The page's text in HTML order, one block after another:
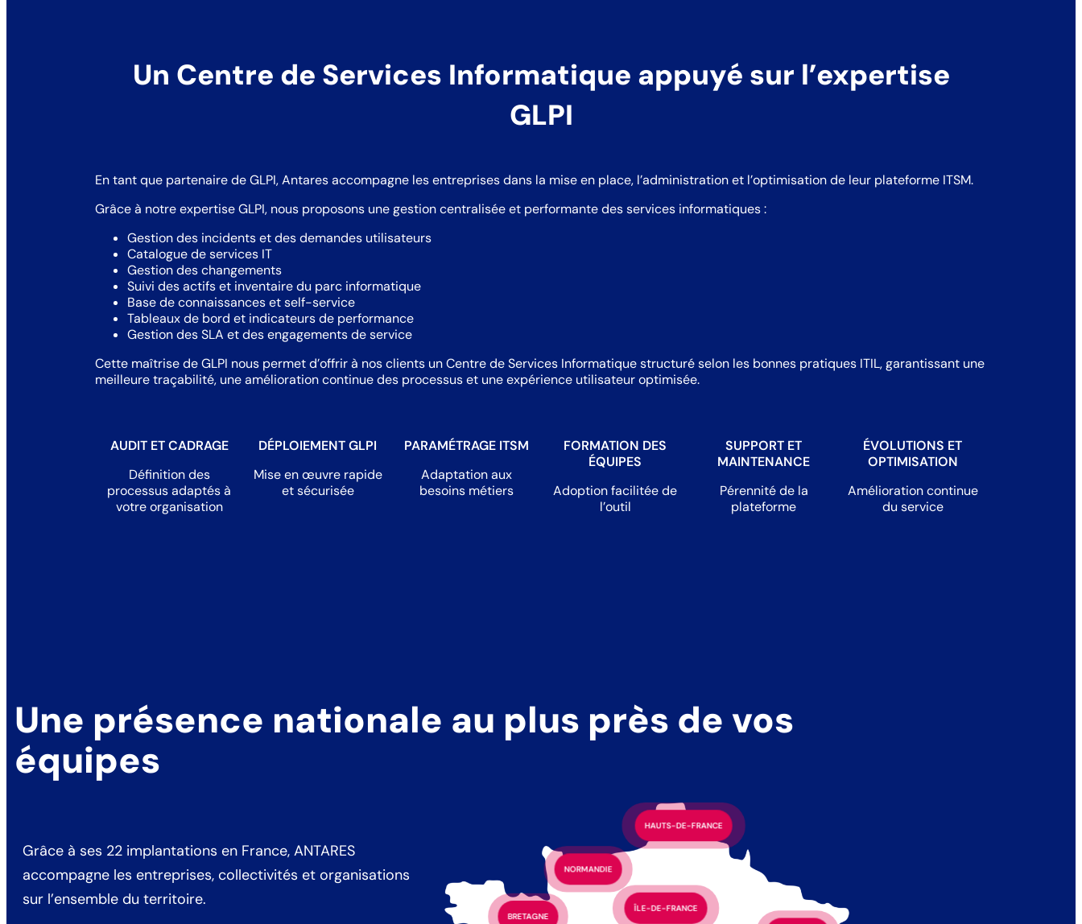
Un Centre de Services Informatique appuyé sur l’expertise
GLPI
En tant que partenaire deGLPI, Antares accompagne les entreprises dans la mise en place, l’administration et l’optimisation de leur plateforme ITSM.
Grâce à notre expertise GLPI, nous proposons une gestion centralisée et performante des services informatiques :
Gestion des incidents et des demandes utilisateurs
Catalogue de services IT
Gestion des changements
Suivi des actifs et inventaire du parc informatique
Base de connaissances et self-service
Tableaux de bord et indicateurs de performance
Gestion des SLA et des engagements de service
Cette maîtrise de GLPI nous permet d’offrir à nos clients un Centre de Services Informatique structuré selon les bonnes pratiques ITIL, garantissant une
meilleure traçabilité, une amélioration continue des processus et une expérience utilisateur optimisée.
AUDIT ET CADRAGE
Définition des
processus adaptés à
votre organisation
DÉPLOIEMENT GLPI
Mise en œuvre rapide
et sécurisée
PARAMÉTRAGE ITSM
Adaptation aux
besoins métiers
FORMATION DES
ÉQUIPES
Adoption facilitée de
l’outil
SUPPORT ET
MAINTENANCE
Pérennité de la
plateforme
ÉVOLUTIONS ET
OPTIMISATION
Amélioration continue
du service
Une présence nationale au plus près de vos
équipes
Grâce à ses 22 implantations en France, ANTARES
accompagne les entreprises, collectivités et organisations
sur l’ensemble du territoire.
ÎLE-DE-FRANCE
HAUTS-DE-FRANCE
NORMANDIE
BRETAGNE